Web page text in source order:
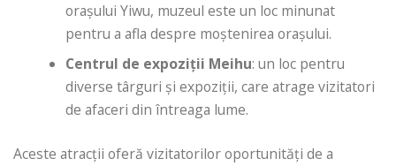
orașului Yiwu, muzeul este un loc minunat
pentru a afla despre moștenirea orașului.
Centrul de expoziții Meihu: un loc pentru
diverse târguri și expoziții, care atrage vizitatori
de afaceri din întreaga lume.
Aceste atracții oferă vizitatorilor oportunități de a